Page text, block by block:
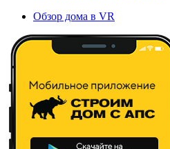
Обзор дома в VR